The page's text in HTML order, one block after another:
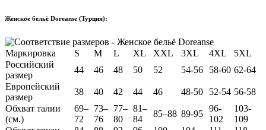
Женское бельё Doreanse (Турция):
Маркировка S M L XL XXL 3XL 4XL
5XL
Российский
размер
44 46 48 50 52 54-56 58-60 62-64
Европейский
размер
38 40 42 44 46 48-50 52-54 56-58
Обхват талии
(см.)
69–
72
73–
76
77–
80
81–
84
85–88 89-95
96-
102
103-
109